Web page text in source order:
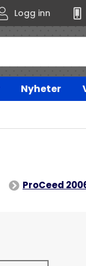
Logg inn
Nyheter
ProCeed